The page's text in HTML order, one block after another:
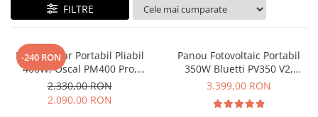
Intre 2000-3000W
Peste 3000W
Cauta dupa marca
Bluetti
EcoFlow
FILTRE
-240 RON
Panou Solar Portabil Pliabil
400W, Oscal PM400 Pro,
Monocristalin, ETFE, IP67
2.330,00 RON
2.090,00 RON
Panou Fotovoltaic Portabil
350W Bluetti PV350 V2,
Monocristalin, MC4, ETFE,
3.399,00 RON